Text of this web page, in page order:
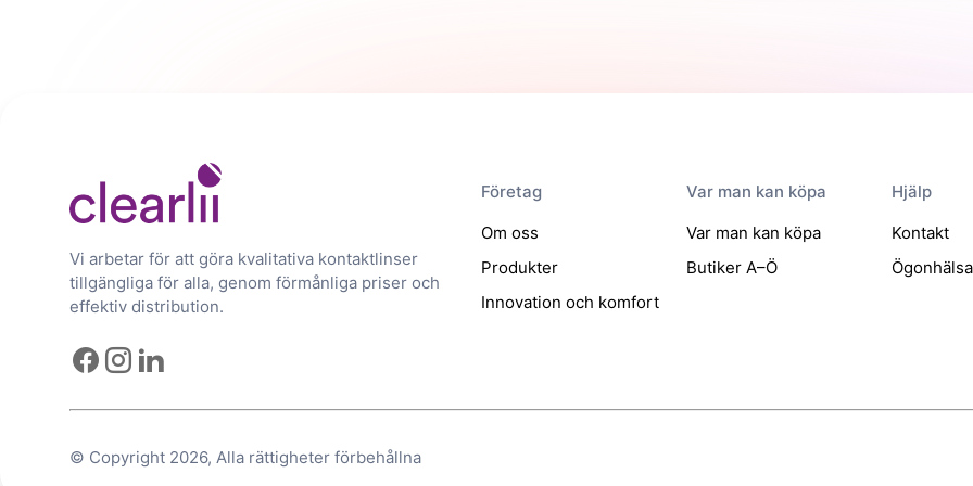
Vi arbetar för att göra kvalitativa kontaktlinser
tillgängliga för alla, genom förmånliga priser och
effektiv distribution.
Företag
Om oss
Produkter
Innovation och komfort
Var man kan köpa
Var man kan köpa
Butiker A–Ö
Hjälp
Kontakt
Ögonhälsa
© Copyright 2026, Alla rättigheter förbehållna